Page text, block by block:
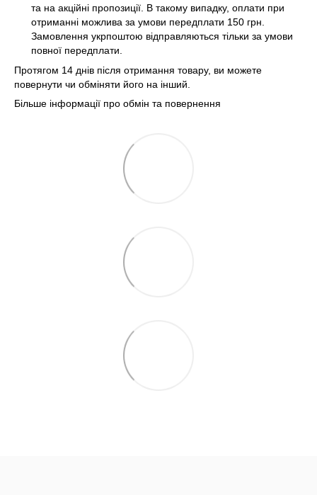
та на акційні пропозиції. В такому випадку, оплати при
отриманні можлива за умови передплати 150 грн.
Замовлення укрпоштою відправляються тільки за умови
повної передплати.
Протягом 14 днів після отримання товару, ви можете
повернути чи обміняти його на інший.
Більше інформації про обмін та повернення